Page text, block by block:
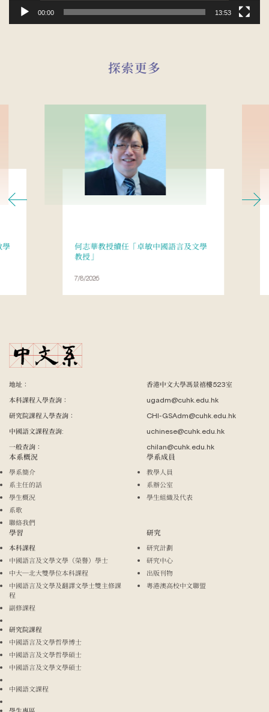
00:00 13:53
探索更多
學
何志華教授續任「卓敏中國語言及文學
教授」
7/8/2026
地址：
香港中文大學馮景禧樓523室
本科課程入學查詢：
ugadm@cuhk.edu.hk
研究院課程入學查詢：
CHI-GSAdm@cuhk.edu.hk
中國語文課程查詢:
uchinese@cuhk.edu.hk
一般查詢：
chilan@cuhk.edu.hk
本系概況
學系簡介
系主任的話
學生概況
系歌
聯絡我們
學系成員
教學人員
系辦公室
學生組織及代表
學習
本科課程
中國語言及文學文學（榮譽）學士
中大─北大雙學位本科課程
中國語言及文學及翻譯文學士雙主修課
程
副修課程
研究院課程
中國語言及文學哲學博士
中國語言及文學哲學碩士
中國語言及文學文學碩士
中國語文課程
研究
研究計劃
研究中心
出版刊物
粵港澳高校中文聯盟